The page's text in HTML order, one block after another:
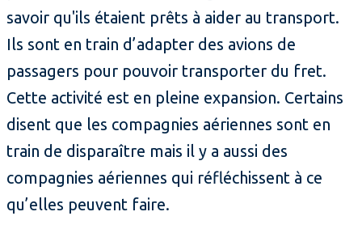
savoir qu'ils étaient prêts à aider au transport.
Ils sont en train d’adapter des avions de
passagers pour pouvoir transporter du fret.
Cette activité est en pleine expansion. Certains
disent que les compagnies aériennes sont en
train de disparaître mais il y a aussi des
compagnies aériennes qui réfléchissent à ce
qu’elles peuvent faire.